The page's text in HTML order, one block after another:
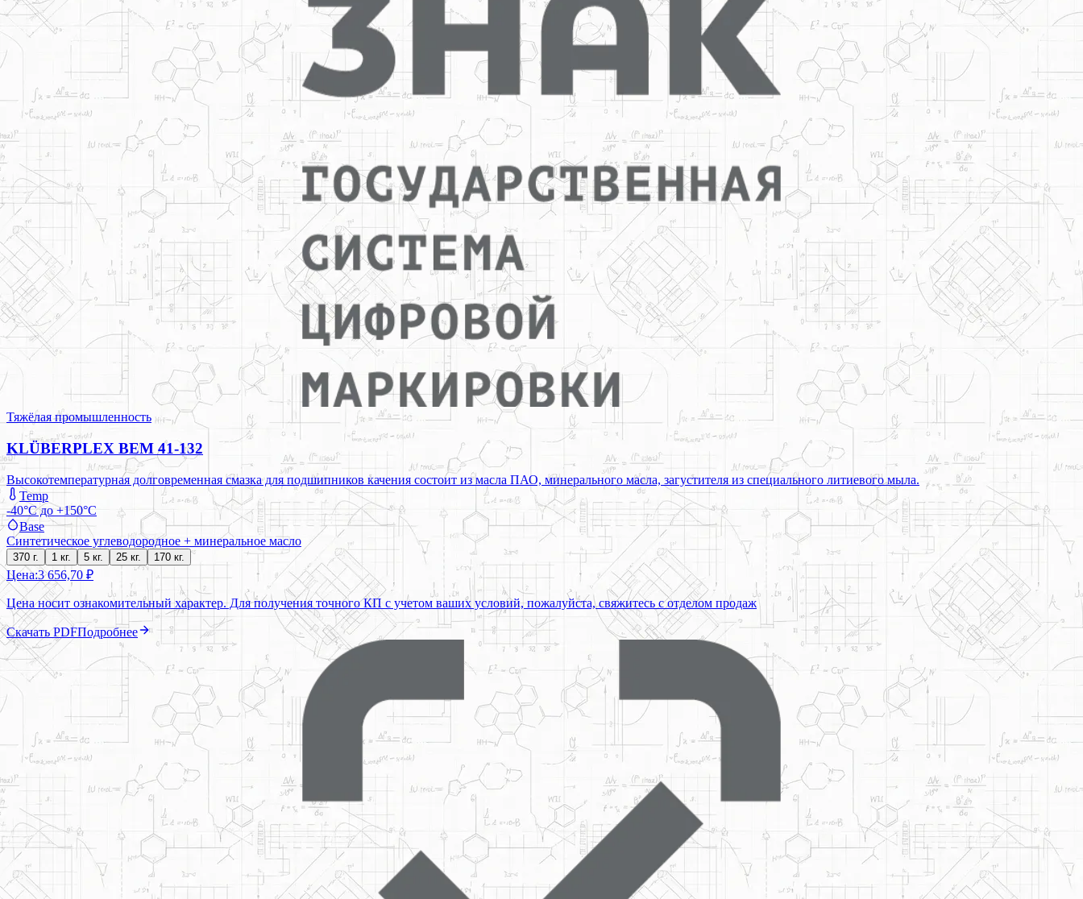
Тяжёлая промышленность
KLÜBERPLEX BEM 41-132
Высокотемпературная долговременная смазка для подшипников качения состоит из масла ПАО, минерального масла, загустителя из специального литиевого мыла.
Temp
-40°C до +150°C
Base
Синтетическое углеводородное + минеральное масло
370 г. 1 кг. 5 кг. 25 кг. 170 кг.
Цена:3 656,70 ₽
Цена носит ознакомительный характер. Для получения точного КП с учетом ваших условий, пожалуйста, свяжитесь с отделом продаж
Скачать PDFПодробнее